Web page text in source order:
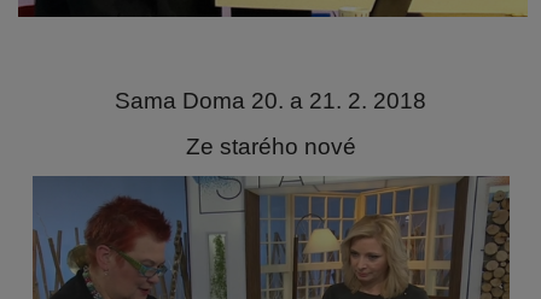
Sama Doma 20. a 21. 2. 2018
Ze starého nové